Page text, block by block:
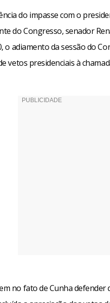
do impasse com o
do Congresso, senador
o adiamento da sessão do
vetos presidenciais à
no fato de Cunha defender